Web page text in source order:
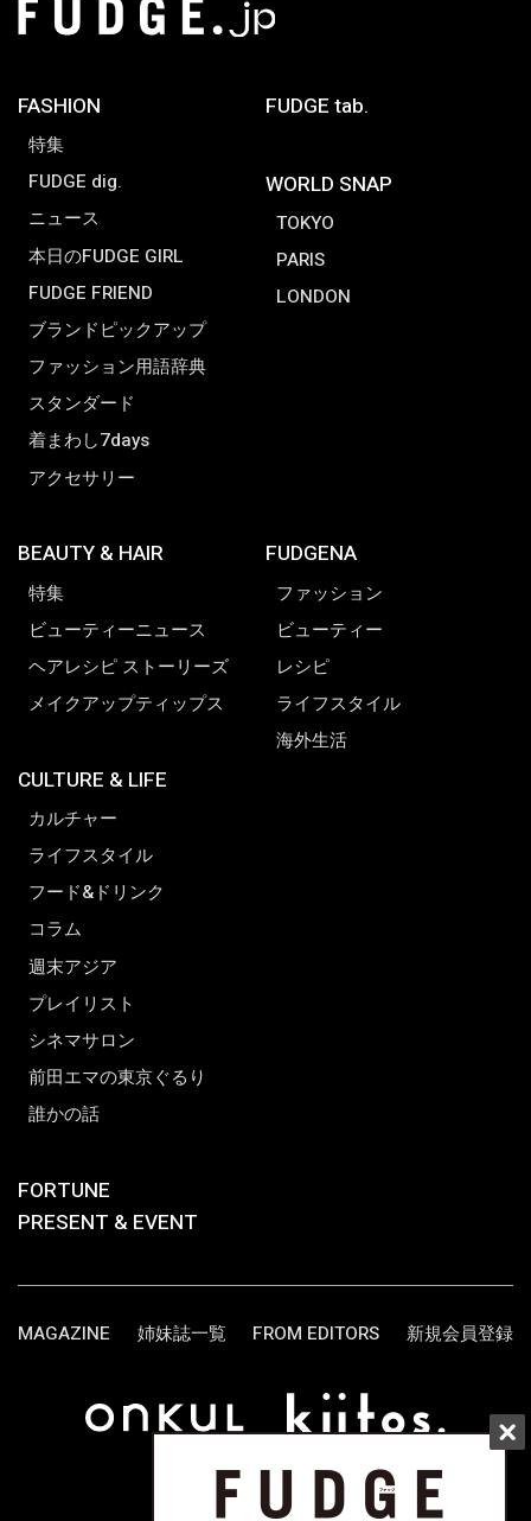
FASHION
特集
FUDGE dig.
ニュース
本日のFUDGE GIRL
FUDGE FRIEND
ブランドピックアップ
ファッション用語辞典
スタンダード
着まわし7days
アクセサリー
FUDGE tab.
WORLD SNAP
TOKYO
PARIS
LONDON
BEAUTY & HAIR
特集
ビューティーニュース
ヘアレシピ ストーリーズ
メイクアップティップス
CULTURE & LIFE
カルチャー
ライフスタイル
フード&ドリンク
コラム
週末アジア
プレイリスト
シネマサロン
前田エマの東京ぐるり
誰かの話
FUDGENA
ファッション
ビューティー
レシピ
ライフスタイル
海外生活
FORTUNE
PRESENT & EVENT
MAGAZINE 姉妹誌一覧 FROM EDITORS 新規会員登録